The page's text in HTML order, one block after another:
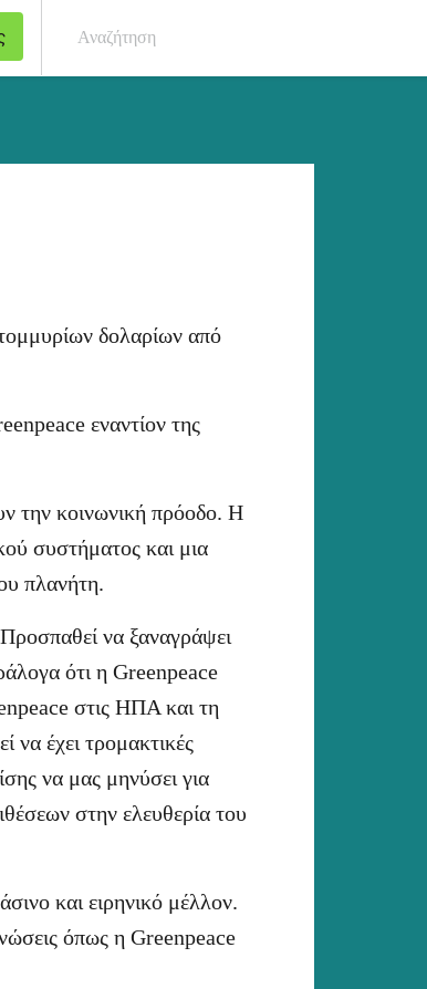
δολαρίων από
εναντίον της
την κοινωνική πρόοδο. Η
συστήματος και μια
πλανήτη.
να ξαναγράψει
ότι η Greenpeace
στις ΗΠΑ και τη
να έχει τρομακτικές
να μας μηνύσει για
στην ελευθερία του
και ειρηνικό μέλλον.
όπως η Greenpeace